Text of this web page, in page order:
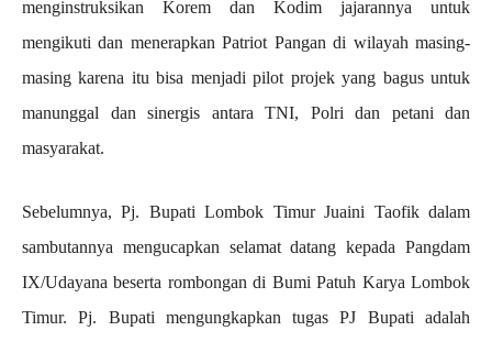
menginstruksikan Korem dan Kodim jajarannya untuk
mengikuti dan menerapkan Patriot Pangan di wilayah masing-
masing karena itu bisa menjadi pilot projek yang bagus untuk
manunggal dan sinergis antara TNI, Polri dan petani dan
masyarakat.
Sebelumnya, Pj. Bupati Lombok Timur Juaini Taofik dalam
sambutannya mengucapkan selamat datang kepada Pangdam
IX/Udayana beserta rombongan di Bumi Patuh Karya Lombok
Timur. Pj. Bupati mengungkapkan tugas PJ Bupati adalah